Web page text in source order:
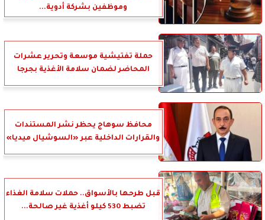
وموظفين بشركة أدوية...
حملة تفتيشية موسعة وتحرير عشرات
المحاضر لضمان سلامة الأغذية بجرجا
محافظ سوهاج يحظر نشر المستندات
والقرارات الداخلية عبر «السوشيال ميديا»
قبل طرحها بالأسواق.. حملات سلامة الغذاء
تضبط 530 كيلو أغذية غير صالحة...